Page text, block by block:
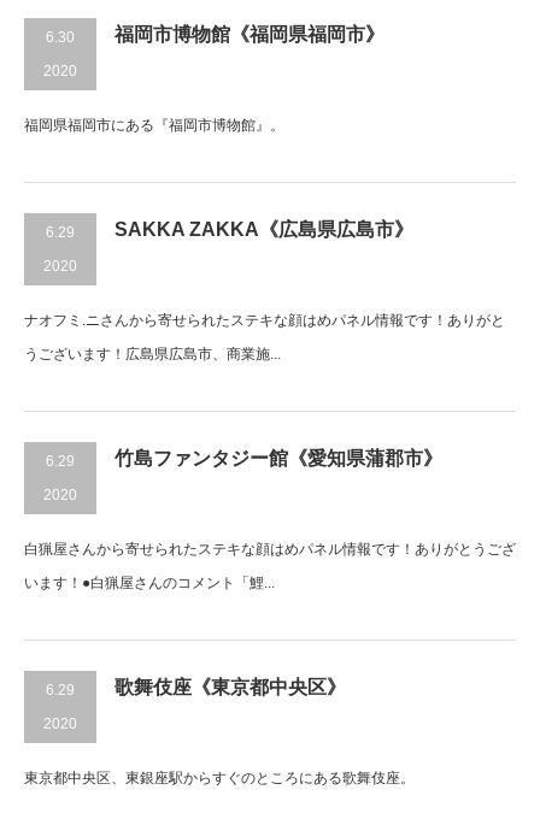
6.30
2020
福岡市博物館《福岡県福岡市》
福岡県福岡市にある『福岡市博物館』。
6.29
2020
SAKKA ZAKKA《広島県広島市》
ナオフミ.ニさんから寄せられたステキな顔はめパネル情報です！ありがと
うございます！広島県広島市、商業施...
6.29
2020
竹島ファンタジー館《愛知県蒲郡市》
白猟屋さんから寄せられたステキな顔はめパネル情報です！ありがとうござ
います！●白猟屋さんのコメント「鯉...
6.29
2020
歌舞伎座《東京都中央区》
東京都中央区、東銀座駅からすぐのところにある歌舞伎座。